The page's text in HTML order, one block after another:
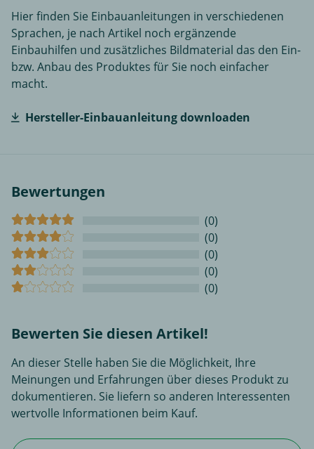
Hier finden Sie Einbauanleitungen in verschiedenen
Sprachen, je nach Artikel noch ergänzende
Einbauhilfen und zusätzliches Bildmaterial das den Ein-
bzw. Anbau des Produktes für Sie noch einfacher
macht.
Hersteller-Einbauanleitung downloaden
Bewertungen
(0)
(0)
(0)
(0)
(0)
Bewerten Sie diesen Artikel!
An dieser Stelle haben Sie die Möglichkeit, Ihre
Meinungen und Erfahrungen über dieses Produkt zu
dokumentieren. Sie liefern so anderen Interessenten
wertvolle Informationen beim Kauf.